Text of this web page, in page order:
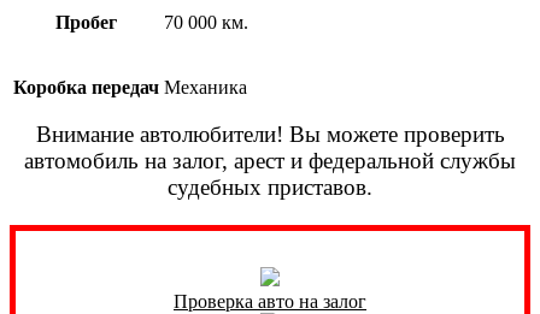
Пробег 70 000 км.
Коробка передач Механика
Внимание автолюбители! Вы можете проверить
автомобиль на залог, арест и федеральной службы
судебных приставов.
Проверка авто на залог